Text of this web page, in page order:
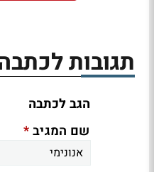
תגובות
הגב לכתבה
שם המגיב*